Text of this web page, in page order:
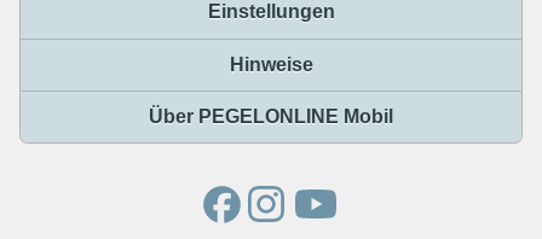
Einstellungen
Hinweise
Über PEGELONLINE Mobil